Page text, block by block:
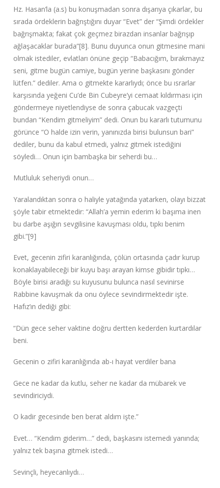
Hz. Hasan’la (a.s) bu konuşmadan sonra dışarıya çıkarlar, bu
sırada ördeklerin bağrıştığını duyar “Evet”‌ der “Şimdi ördekler
bağrışmakta; fakat çok geçmez birazdan insanlar bağrışıp
ağlaşacaklar burada”‌[8]. Bunu duyunca onun gitmesine mani
olmak istediler, evlatları önüne geçip “Babacığım, bırakmayız
seni, gitme bugün camiye, bugün yerine başkasını gönder
lütfen.”‌ dediler. Ama o gitmekte kararlıydı; önce bu ısrarlar
karşısında yeğeni Cu’de Bin Cubeyre’yi cemaat kıldırması için
göndermeye niyetlendiyse de sonra çabucak vazgeçti
bundan “Kendim gitmeliyim”‌ dedi. Onun bu kararlı tutumunu
görünce “O halde izin verin, yanınızda birisi bulunsun bari”‌
dediler, bunu da kabul etmedi, yalnız gitmek istediğini
söyledi… Onun için bambaşka bir seherdi bu…
Mutluluk seheriydi onun…
Yaralandıktan sonra o haliyle yatağında yatarken, olayı bizzat
şöyle tabir etmektedir: “Allah’a yemin ederim ki başıma inen
bu darbe aşığın sevgilisine kavuşması oldu, tıpkı benim
gibi.”‌[9]
Evet, gecenin zifiri karanlığında, çölün ortasında çadır kurup
konaklayabileceği bir kuyu başı arayan kimse gibidir tıpkı…
Böyle birisi aradığı su kuyusunu bulunca nasıl sevinirse
Rabbine kavuşmak da onu öylece sevindirmektedir işte.
Hafız’ın dediği gibi:
“Dün gece seher vaktine doğru dertten kederden kurtardılar
beni.
Gecenin o zifiri karanlığında ab-ı hayat verdiler bana
Gece ne kadar da kutlu, seher ne kadar da mübarek ve
sevindiriciydi.
O kadir gecesinde ben berat aldım işte.”‌
Evet… “Kendim giderim…”‌ dedi, başkasını istemedi yanında;
yalnız tek başına gitmek istedi…
Sevinçli, heyecanlıydı…